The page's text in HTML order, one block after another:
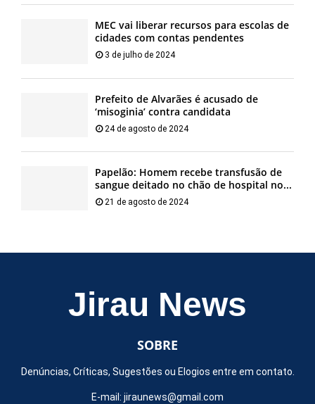
MEC vai liberar recursos para escolas de
cidades com contas pendentes
3 de julho de 2024
Prefeito de Alvarães é acusado de
‘misoginia’ contra candidata
24 de agosto de 2024
Papelão: Homem recebe transfusão de
sangue deitado no chão de hospital no...
21 de agosto de 2024
Jirau News
SOBRE
Denúncias, Críticas, Sugestões ou Elogios entre em contato.
E-mail: jiraunews@gmail.com